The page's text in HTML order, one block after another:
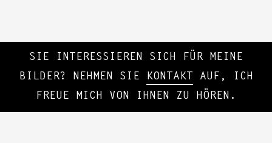
SIE INTERESSIEREN SICH FÜR MEINE
BILDER? NEHMEN SIE
KONTAKT
AUF, ICH
FREUE MICH VON IHNEN ZU HÖREN.